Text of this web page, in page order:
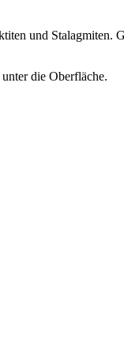
und
die Oberfläche.